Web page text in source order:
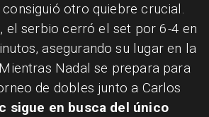
otro quiebre crucial.
el serbio cerró el set por 6-4 en
asegurando su lugar en la
Nadal se prepara para
de dobles junto a Carlos
sigue en busca del único